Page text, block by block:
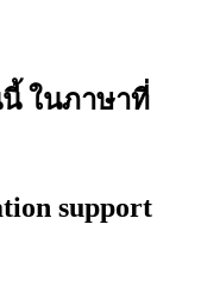
ในภาษาที่
support